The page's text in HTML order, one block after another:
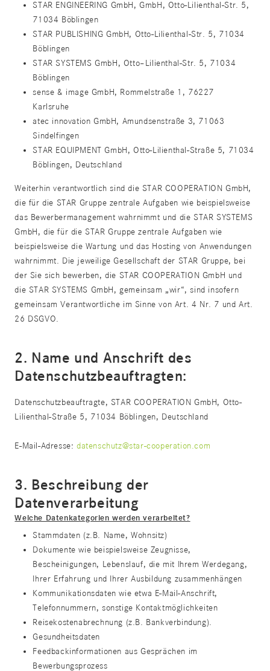
STAR ENGINEERING GmbH, GmbH, Otto-Lilienthal-Str. 5,
71034 Böblingen
STAR PUBLISHING GmbH, Otto-Lilienthal-Str. 5, 71034
Böblingen
STAR SYSTEMS GmbH, Otto–Lilienthal-Str. 5, 71034
Böblingen
sense & image GmbH, Rommelstraße 1, 76227
Karlsruhe
atec innovation GmbH, Amundsenstraße 3, 71063
Sindelfingen
STAR EQUIPMENT GmbH, Otto-Lilienthal-Straße 5, 71034
Böblingen, Deutschland
Weiterhin verantwortlich sind die STAR COOPERATION GmbH,
die für die STAR Gruppe zentrale Aufgaben wie beispielsweise
das Bewerbermanagement wahrnimmt und die STAR SYSTEMS
GmbH, die für die STAR Gruppe zentrale Aufgaben wie
beispielsweise die Wartung und das Hosting von Anwendungen
wahrnimmt. Die jeweilige Gesellschaft der STAR Gruppe, bei
der Sie sich bewerben, die STAR COOPERATION GmbH und
die STAR SYSTEMS GmbH, gemeinsam „wir“, sind insofern
gemeinsam Verantwortliche im Sinne von Art. 4 Nr. 7 und Art.
26 DSGVO.
2. Name und Anschrift des
Datenschutzbeauftragten:
Datenschutzbeauftragte, STAR COOPERATION GmbH, Otto-
Lilienthal-Straße 5, 71034 Böblingen, Deutschland
E-Mail-Adresse:datenschutz@star-cooperation.com
3. Beschreibung der
Datenverarbeitung
Welche Datenkategorien werden verarbeitet?
Stammdaten (z.B. Name, Wohnsitz)
Dokumente wie beispielsweise Zeugnisse,
Bescheinigungen, Lebenslauf, die mit Ihrem Werdegang,
Ihrer Erfahrung und Ihrer Ausbildung zusammenhängen
Kommunikationsdaten wie etwa E-Mail-Anschrift,
Telefonnummern, sonstige Kontaktmöglichkeiten
Reisekostenabrechnung (z.B. Bankverbindung).
Gesundheitsdaten
Feedbackinformationen aus Gesprächen im
Bewerbungsprozess